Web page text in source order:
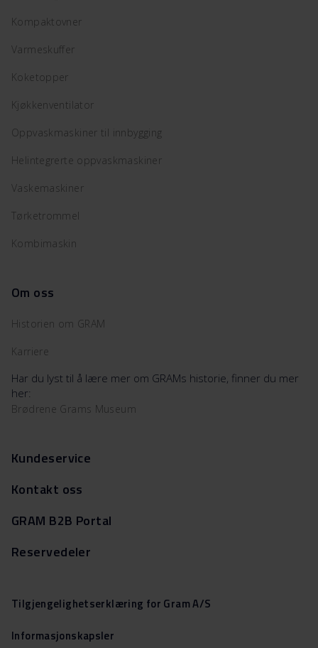
Kompaktovner
Varmeskuffer
Koketopper
Kjøkkenventilator
Oppvaskmaskiner til innbygging
Helintegrerte oppvaskmaskiner
Vaskemaskiner
Tørketrommel
Kombimaskin
Om oss
Historien om GRAM
Karriere
Har du lyst til å lære mer om GRAMs historie, finner du mer
her:
Brødrene Grams Museum
Kundeservice
Kontakt oss
GRAM B2B Portal
Reservedeler
Tilgjengelighetserklæring for Gram A/S
Informasjonskapsler